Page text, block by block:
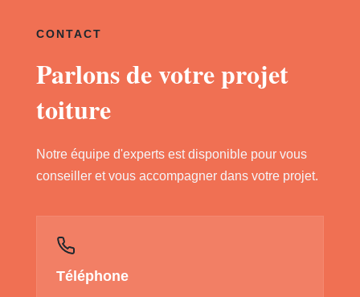
CONTACT
Parlons de votre projet
toiture
Notre équipe d'experts est disponible pour vous
conseiller et vous accompagner dans votre projet.
Téléphone